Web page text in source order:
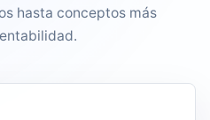
hasta conceptos más